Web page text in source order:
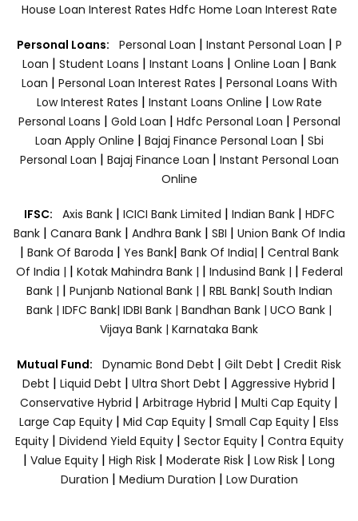
House Loan Interest Rates Hdfc Home Loan Interest Rate
Personal Loans: Personal Loan | Instant Personal Loan | P
Loan | Student Loans | Instant Loans | Online Loan | Bank
Loan | Personal Loan Interest Rates | Personal Loans With
Low Interest Rates | Instant Loans Online | Low Rate
Personal Loans | Gold Loan | Hdfc Personal Loan | Personal
Loan Apply Online | Bajaj Finance Personal Loan | Sbi
Personal Loan | Bajaj Finance Loan | Instant Personal Loan
Online
IFSC: Axis Bank | ICICI Bank Limited | Indian Bank | HDFC
Bank| Canara Bank | Andhra Bank| SBI | Union Bank Of India
| Bank Of Baroda | Yes Bank| Bank Of India| | Central Bank
Of India | | Kotak Mahindra Bank | | Indusind Bank | | Federal
Bank | | Punjanb National Bank | | RBL Bank| South Indian
Bank | IDFC Bank| IDBI Bank | Bandhan Bank | UCO Bank |
Vijaya Bank | Karnataka Bank
Mutual Fund: Dynamic Bond Debt | Gilt Debt | Credit Risk
Debt | Liquid Debt | Ultra Short Debt | Aggressive Hybrid |
Conservative Hybrid | Arbitrage Hybrid | Multi Cap Equity |
Large Cap Equity | Mid Cap Equity | Small Cap Equity | Elss
Equity| Dividend Yield Equity| Sector Equity | Contra Equity
| Value Equity | High Risk | Moderate Risk | Low Risk | Long
Duration | Medium Duration | Low Duration